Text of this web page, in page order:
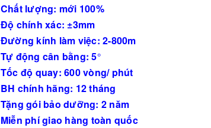
Chất lượng: mới 100%
Độ chính xác: ±3mm
Đường kính làm việc: 2-800m
Tự động cân bằng: 5°
Tốc độ quay: 600 vòng/ phút
BH chính hãng: 12 tháng
Tặng gói bảo dưỡng: 2 năm
Miễn phí giao hàng toàn quốc